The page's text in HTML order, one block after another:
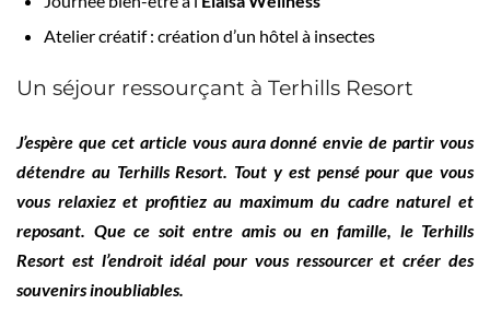
Atelier créatif : création d’un hôtel à insectes
Un séjour ressourçant à Terhills Resort
J’espère que cet article vous aura donné envie de partir vous
détendre au Terhills Resort. Tout y est pensé pour que vous
vous relaxiez et profitiez au maximum du cadre naturel et
reposant. Que ce soit entre amis ou en famille, le Terhills
Resort est l’endroit idéal pour vous ressourcer et créer des
souvenirs inoubliables.